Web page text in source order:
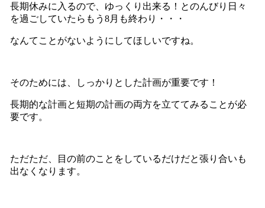
長期休みに入るので、ゆっくり出来る！とのんびり日々
を過ごしていたらもう8月も終わり・・・
なんてことがないようにしてほしいですね。
そのためには、しっかりとした計画が重要です！
長期的な計画と短期の計画の両方を立ててみることが必
要です。
ただただ、目の前のことをしているだけだと張り合いも
出なくなります。